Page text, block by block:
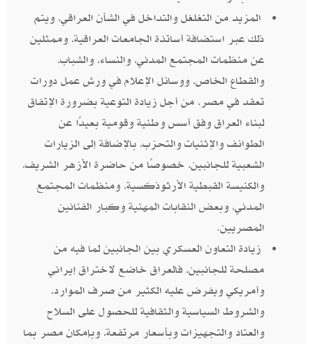
المزيد من التغلغل والتداخل في الشأن العراقي، ويتم
ذلك عبر استضافة أساتذة الجامعات العراقية، وممثلين
عن منظمات المجتمع المدني، والنساء، والشباب،
والقطاع الخاص، ووسائل الإعلام في ورش عمل دورات
تعقد في مصر، من أجل زيادة التوعية بضرورة الإتفاق
لبناء العراق وفق أسس وطنية وقومية بعيدًا عن
الطوائف والإثنيات والتحزب، بالإضافة إلى الزيارات
الشعبية للجانبين، خصوصًا من حاضرة الأزهر الشريف،
والكنيسة القبطية الأرثوذكسية، ومنظمات المجتمع
المدني، وبعض النقابات المهنية وكبار الفنانين
المصريين.
زيادة التعاون العسكري بين الجانبين لما فيه من
مصلحة للجانبين، فالعراق خاضع لاختراق إيراني
وأمريكي ويفرض عليه الكثير من صرف الموارد،
والشروط السياسية والثقافية للحصول على السلاح
والعتاد والتجهيزات وبأسعار مرتفعة، وبإمكان مصر بما